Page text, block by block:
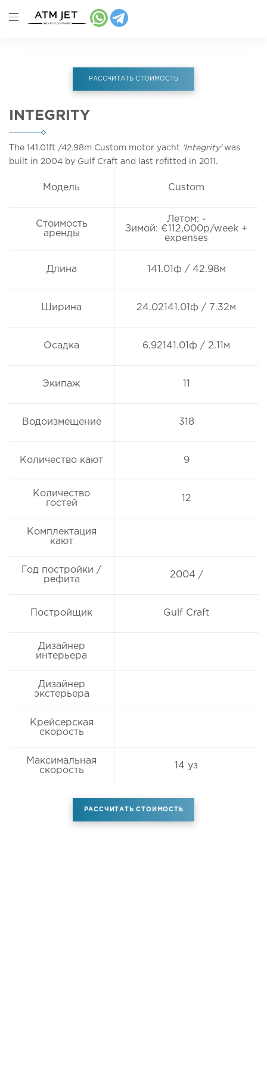
РАССЧИТАТЬ СТОИМОСТЬ
INTEGRITY
The 141.01ft /42.98m Custom motor yacht 'Integrity'was
built in 2004 by Gulf Craft and last refitted in 2011.
Модель Custom
Стоимость
аренды
Летом: -
Зимой: €112,000p/week +
expenses
Длина 141.01ф / 42.98м
Ширина 24.02141.01ф / 7.32м
Осадка 6.92141.01ф / 2.11м
Экипаж 11
Водоизмещение 318
Количество кают 9
Количество
гостей
12
Комплектация
кают
Год постройки /
рефита
2004 /
Постройщик Gulf Craft
Дизайнер
интерьера
Дизайнер
экстерьера
Крейсерская
скорость
Максимальная
скорость
14 уз
РАССЧИТАТЬ СТОИМОСТЬ